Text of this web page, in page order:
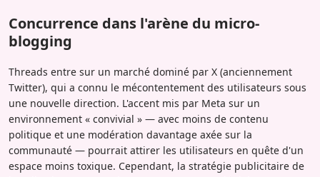
Concurrence dans l'arène du micro-
blogging
Threads entre sur un marché dominé par X (anciennement
Twitter), qui a connu le mécontentement des utilisateurs sous
une nouvelle direction. L'accent mis par Meta sur un
environnement « convivial » — avec moins de contenu
politique et une modération davantage axée sur la
communauté — pourrait attirer les utilisateurs en quête d'un
espace moins toxique. Cependant, la stratégie publicitaire de